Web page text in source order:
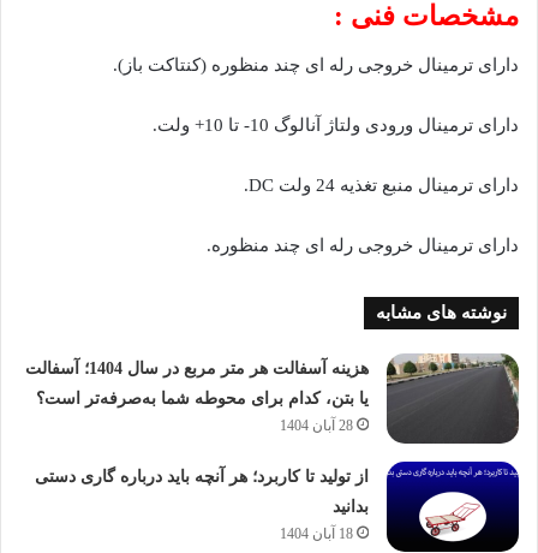
مشخصات فنی :
دارای ترمینال خروجی رله ای چند منظوره (کنتاکت باز).
دارای ترمینال ورودی ولتاژ آنالوگ 10- تا 10+ ولت.
دارای ترمینال منبع تغذیه 24 ولت DC.
دارای ترمینال خروجی رله ای چند منظوره.
نوشته های مشابه
هزینه آسفالت هر متر مربع در سال 1404؛ آسفالت
یا بتن، کدام برای محوطه شما به‌صرفه‌تر است؟
28 آبان 1404
از تولید تا کاربرد؛ هر آنچه باید درباره گاری دستی
بدانید
18 آبان 1404